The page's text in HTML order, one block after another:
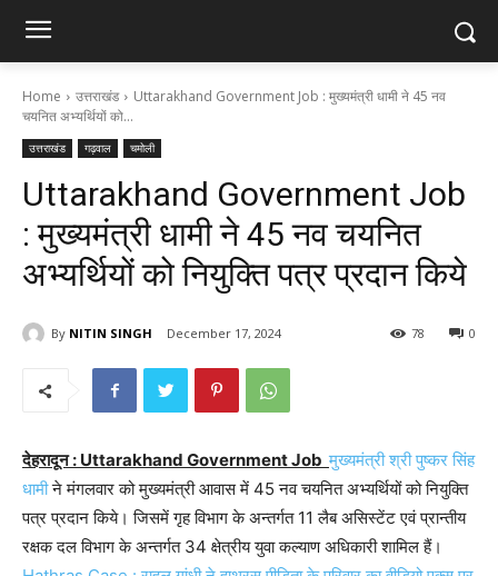
Home उत्तराखंड
Uttarakhand Government Job : मुख्यमंत्री धामी ने 45 नव
चयनित अभ्यर्थियों को...
उत्तराखंड गढ़वाल चमोली
Uttarakhand Government Job
: मुख्यमंत्री धामी ने 45 नव चयनित
अभ्यर्थियों को नियुक्ति पत्र प्रदान किये
By NITIN SINGH December 17, 2024 0
78
देहरादून : Uttarakhand Government Jobमुख्यमंत्री श्री पुष्कर सिंह
धामीने मंगलवार को मुख्यमंत्री आवास में 45 नव चयनित अभ्यर्थियों को नियुक्ति
पत्र प्रदान किये। जिसमें गृह विभाग के अन्तर्गत 11 लैब असिस्टेंट एवं प्रान्तीय
रक्षक दल विभाग के अन्तर्गत 34 क्षेत्रीय युवा कल्याण अधिकारी शामिल हैं।